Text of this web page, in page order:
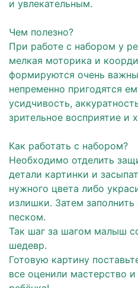
и увлекательным.
Чем полезно?
При работе с набором у
мелкая моторика и
формируются очень
непременно пригодятся
усидчивость,
зрительное восприятие и
Как работать с набором?
Необходимо отделить
детали картинки и
нужного цвета либо
излишки. Затем
песком.
Так шаг за шагом малыш
шедевр.
Готовую картину
все оценили мастерство